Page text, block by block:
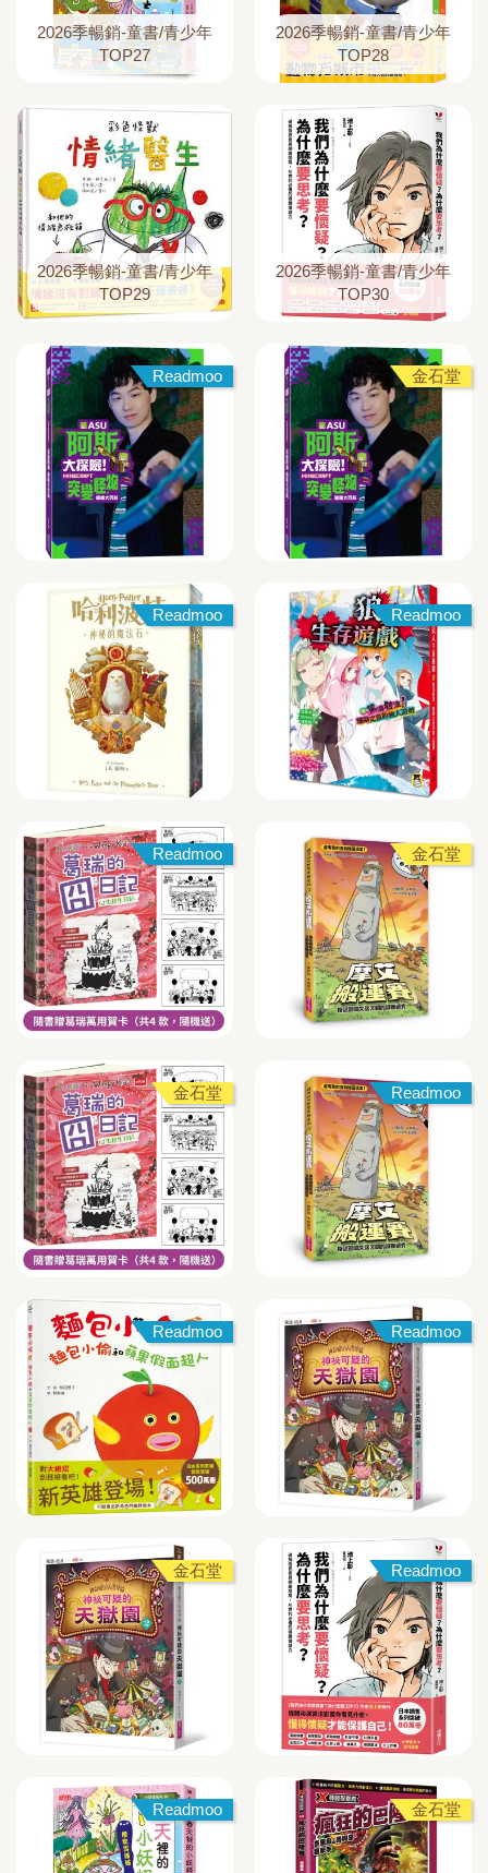
2026季暢銷-童書/青少年
TOP27
2026季暢銷-童書/青少年
TOP28
2026季暢銷-童書/青少年
TOP29
2026季暢銷-童書/青少年
TOP30
Readmoo 金石堂
Readmoo Readmoo
Readmoo 金石堂
金石堂 Readmoo
Readmoo Readmoo
金石堂 Readmoo
Readmoo 金石堂